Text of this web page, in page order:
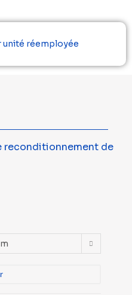
unité réemployée
reconditionnement de